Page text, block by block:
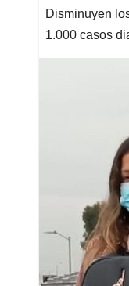
Disminuyen
1.000 casos